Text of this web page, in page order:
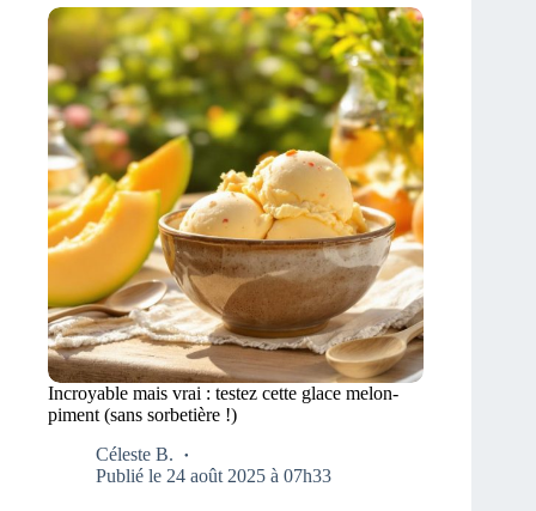
Incroyable mais vrai : testez cette glace melon-
piment (sans sorbetière !)
Céleste B.
Publié le 24 août 2025 à 07h33